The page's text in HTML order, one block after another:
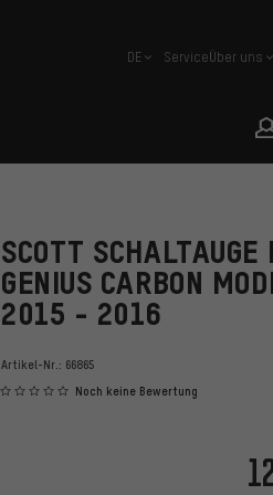
Deutsch
DE ServiceÜber uns
SCOTT SCHALTAUGE
GENIUS CARBON
2015 - 2016
Artikel-Nr.: 66865
Noch keine Bewertung